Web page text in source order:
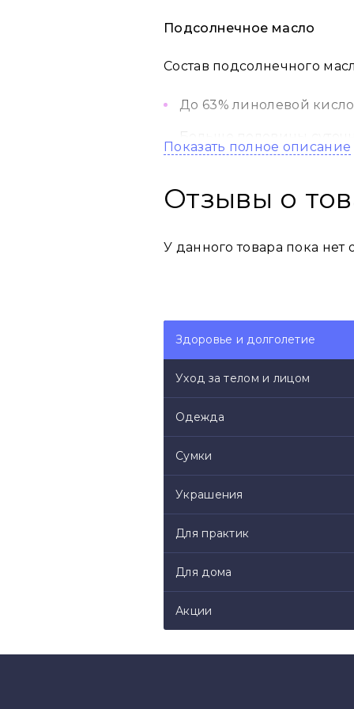
Здоровье и долголетие
Уход за телом и лицом
Одежда
Сумки
Украшения
Для практик
Для дома
Акции
Подсолнечное масло
Состав подсолнечного
До 63% линолевой
Больше половины
противораковой
Двойная ежедневная
мышечной дистрофии и
систем человека.
мазей и масляных
В быту живое масло из
легких ожогов и
рекомендуется
Такой же укрепляющий
Для кожи свежее
Показать полное описание
Отзывы о
У данного товара пока нет